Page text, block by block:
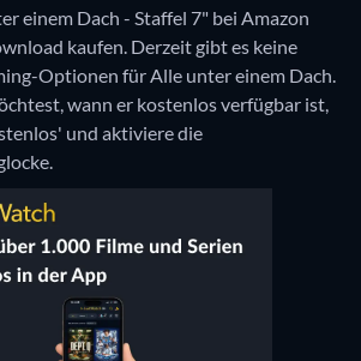
einem Dach - Staffel 7" bei Amazon
kaufen. Derzeit gibt es keine
Optionen für Alle unter einem Dach.
wann er kostenlos verfügbar ist,
und aktiviere die